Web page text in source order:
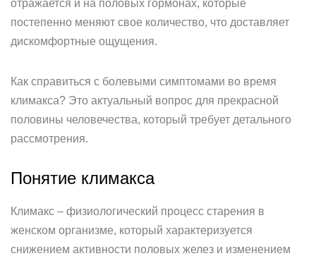
отражается и на половых гормонах, которые
постепенно меняют свое количество, что доставляет
дискомфортные ощущения.
Как справиться с болевыми симптомами во время
климакса? Это актуальный вопрос для прекрасной
половины человечества, который требует детального
рассмотрения.
Понятие климакса
Климакс – физиологический процесс старения в
женском организме, который характеризуется
снижением активности половых желез и изменением